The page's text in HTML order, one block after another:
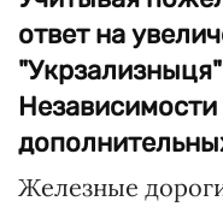
ответ на
Железные